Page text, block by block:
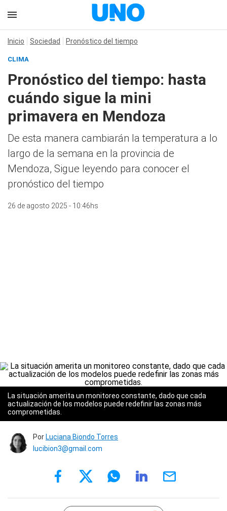
Inicio Sociedad Pronóstico del tiempo
CLIMA
Pronóstico del tiempo: hasta
cuándo sigue la mini
primavera en Mendoza
De esta manera cambiarán la temperatura a lo
largo de la semana en la provincia de
Mendoza, Sigue leyendo para conocer el
pronóstico del tiempo
26 de agosto 2025 - 10:46hs
La situación amerita un monitoreo constante, dado que cada
actualización de los modelos puede redefinir las zonas más
comprometidas.
Por Luciana Biondo Torres
lucibion3@gmail.com